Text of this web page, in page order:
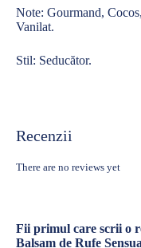
Note: Gourmand, Cocos
Vanilat.
Stil: Seducător.
Recenzii
There are no reviews yet
Fii primul care scrii o
Balsam de Rufe